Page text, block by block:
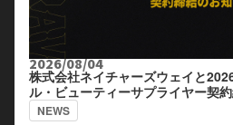
2026/08/04
株式会社ネイチャーズウェイと
ル・ビューティーサプライヤー契
NEWS